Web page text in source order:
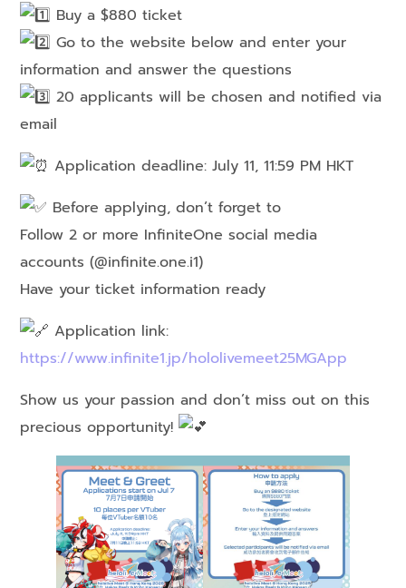
Buy a $880 ticket
Go to the website below and enter your
information and answer the questions
20 applicants will be chosen and notified via
email
Application deadline: July 11, 11:59 PM HKT
Before applying, don’t forget to
Follow 2 or more InfiniteOne social media
accounts (@infinite.one.i1)
Have your ticket information ready
Application link:
https://www.infinite1.jp/hololivemeet25MGApp
Show us your passion and don’t miss out on this
precious opportunity!